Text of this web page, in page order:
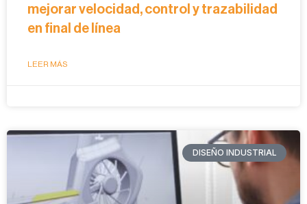
mejorar velocidad, control y trazabilidad
en final de línea
LEER MÁS
DISEÑO INDUSTRIAL